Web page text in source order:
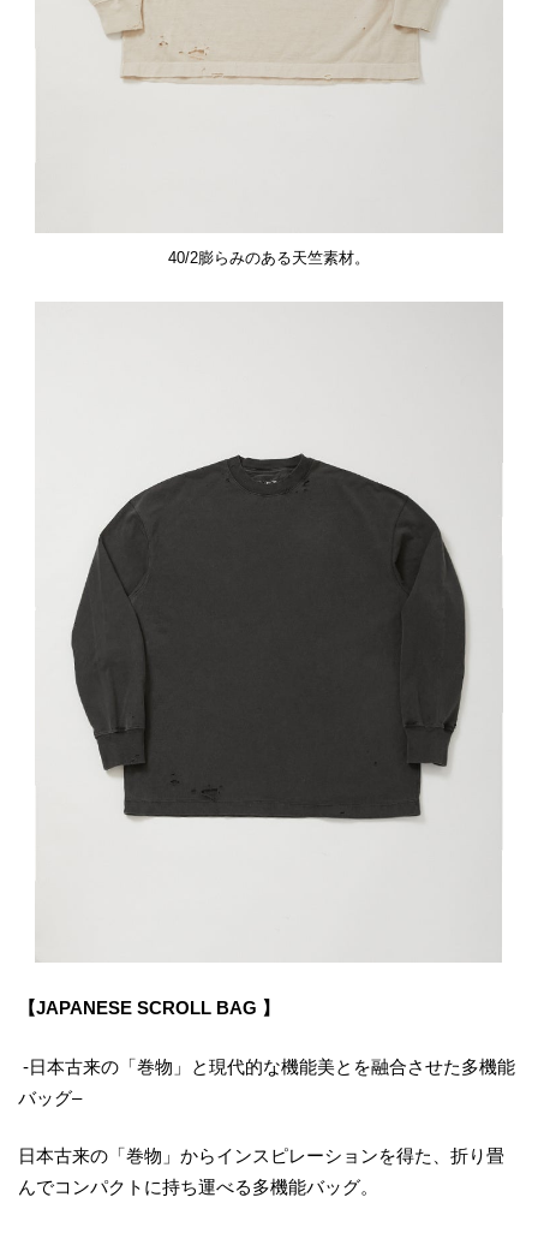
40/2膨らみのある天竺素材。
【JAPANESE SCROLL BAG 】
-日本古来の「巻物」と現代的な機能美とを融合させた多機能
バッグ–
日本古来の「巻物」からインスピレーションを得た、折り畳
んでコンパクトに持ち運べる多機能バッグ。